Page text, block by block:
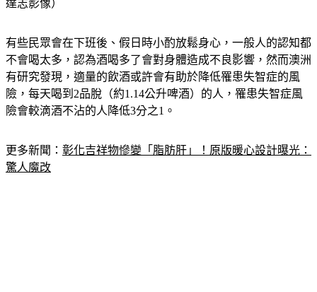
達志影像）
有些民眾會在下班後、假日時小酌放鬆身心，一般人的認知都
不會喝太多，認為酒喝多了會對身體造成不良影響，然而澳洲
有研究發現，適量的飲酒或許會有助於降低罹患失智症的風
險，每天喝到2品脫（約1.14公升啤酒）的人，罹患失智症風
險會較滴酒不沾的人降低3分之1。
更多新聞： 彰化吉祥物慘變「脂肪肝」！原版暖心設計曝光：
驚人魔改